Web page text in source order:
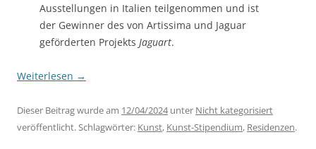
Ausstellungen in Italien teilgenommen und ist
der Gewinner des von Artissima und Jaguar
geförderten Projekts Jaguart.
Weiterlesen →
Dieser Beitrag wurde am 12/04/2024unter Nicht kategorisiert
veröffentlicht. Schlagwörter: Kunst, Kunst-Stipendium, Residenzen.